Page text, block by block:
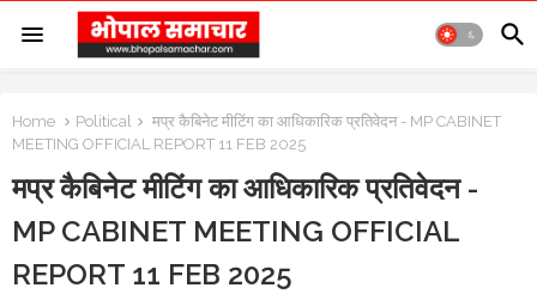
Home Political
मप्र कैबिनेट मीटिंग का आधिकारिक प्रतिवेदन - MP CABINET
MEETING OFFICIAL REPORT 11 FEB 2025
मप्र कैबिनेट मीटिंग का आधिकारिक प्रतिवेदन -
MP CABINET MEETING OFFICIAL
REPORT 11 FEB 2025